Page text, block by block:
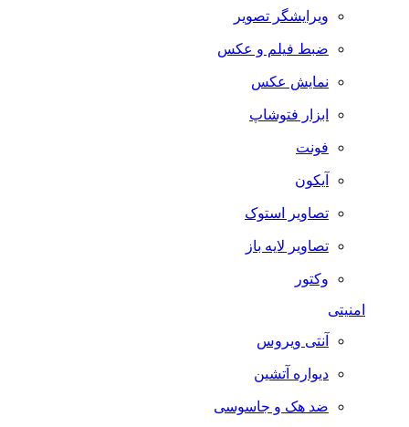
ویرایشگر تصویر
ضبط فيلم و عكس
نمایش عکس
ابزار فتوشاپ
فونت
آیکون
تصاویر استوک
تصاویر لایه باز
وکتور
امنیتی
آنتی ویروس
دیواره آتشین
ضد هک و جاسوسی